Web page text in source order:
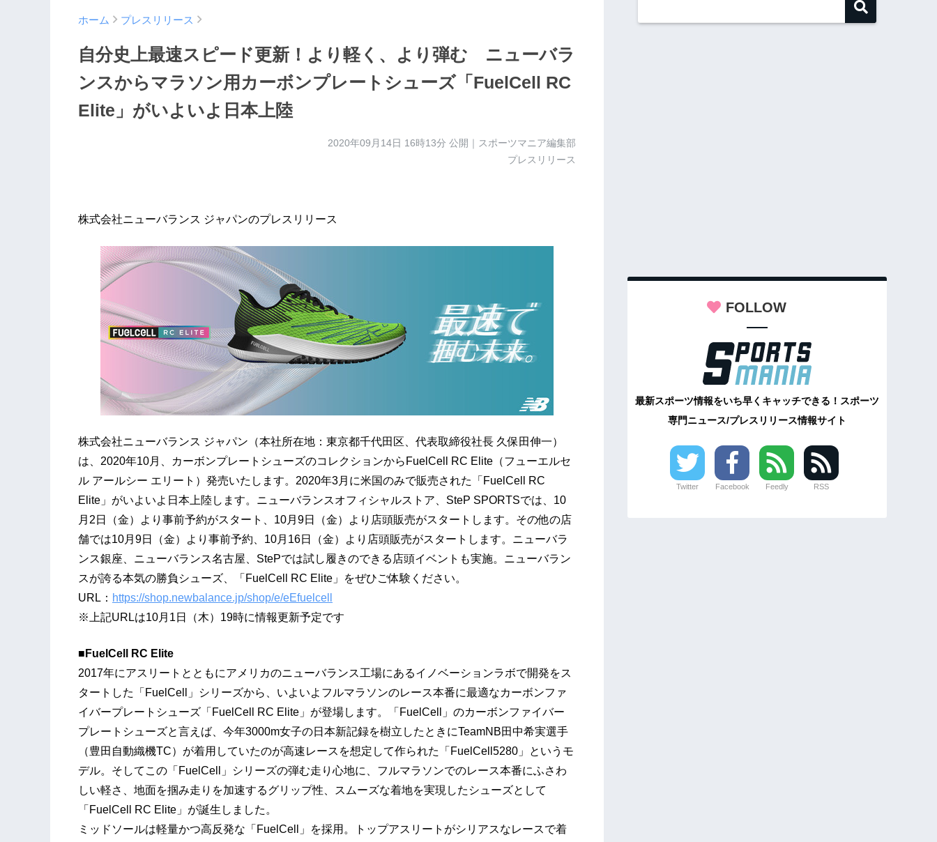
ホーム プレスリリース
自分史上最速スピード更新！より軽く、より弾む ニューバラ
ンスからマラソン用カーボンプレートシューズ「FuelCell RC
Elite」がいよいよ日本上陸
2020年09月14日 16時13分 公開｜スポーツマニア編集部
プレスリリース
株式会社ニューバランス ジャパンのプレスリリース
株式会社ニューバランス ジャパン（本社所在地：東京都千代田区、代表取締役社長 久保田伸一）
は、2020年10月、カーボンプレートシューズのコレクションからFuelCell RC Elite（フューエルセ
ル アールシー エリート）発売いたします。2020年3月に米国のみで販売された「FuelCell RC
Elite」がいよいよ日本上陸します。ニューバランスオフィシャルストア、SteP SPORTSでは、10
月2日（金）より事前予約がスタート、10月9日（金）より店頭販売がスタートします。その他の店
舗では10月9日（金）より事前予約、10月16日（金）より店頭販売がスタートします。ニューバラ
ンス銀座、ニューバランス名古屋、StePでは試し履きのできる店頭イベントも実施。ニューバラン
スが誇る本気の勝負シューズ、「FuelCell RC Elite」をぜひご体験ください。
URL： https://shop.newbalance.jp/shop/e/eEfuelcell
※上記URLは10月1日（木）19時に情報更新予定です
■FuelCell RC Elite
2017年にアスリートとともにアメリカのニューバランス工場にあるイノベーションラボで開発をス
タートした「FuelCell」シリーズから、いよいよフルマラソンのレース本番に最適なカーボンファ
イバープレートシューズ「FuelCell RC Elite」が登場します。「FuelCell」のカーボンファイバー
プレートシューズと言えば、今年3000m女子の日本新記録を樹立したときにTeamNB田中希実選手
（豊田自動織機TC）が着用していたのが高速レースを想定して作られた「FuelCell5280」というモ
デル。そしてこの「FuelCell」シリーズの弾む走り心地に、フルマラソンでのレース本番にふさわ
しい軽さ、地面を掴み走りを加速するグリップ性、スムーズな着地を実現したシューズとして
「FuelCell RC Elite」が誕生しました。
ミッドソールは軽量かつ高反発な「FuelCell」を採用。トップアスリートがシリアスなレースで着
FOLLOW
最新スポーツ情報をいち早くキャッチできる！スポーツ
専門ニュース/プレスリリース情報サイト
Twitter Facebook Feedly RSS